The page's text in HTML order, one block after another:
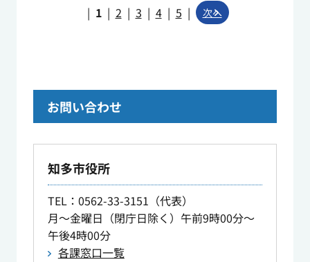
| 1 | 2 | 3 | 4 | 5 | 次へ
お問い合わせ
知多市役所
TEL：0562-33-3151（代表）
月～金曜日（閉庁日除く）午前9時00分～
午後4時00分
各課窓口一覧